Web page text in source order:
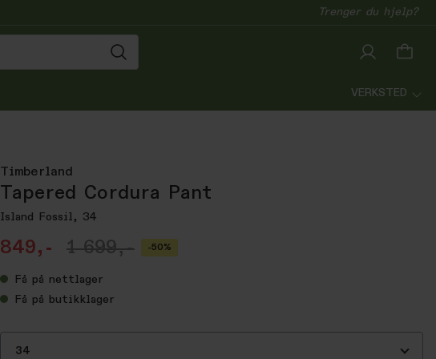
Trenger du hjelp?
VERKSTED
Timberland
Tapered Cordura Pant
Island Fossil, 34
849,- 1 699,- -50%
Få på nettlager
Få på butikklager
34